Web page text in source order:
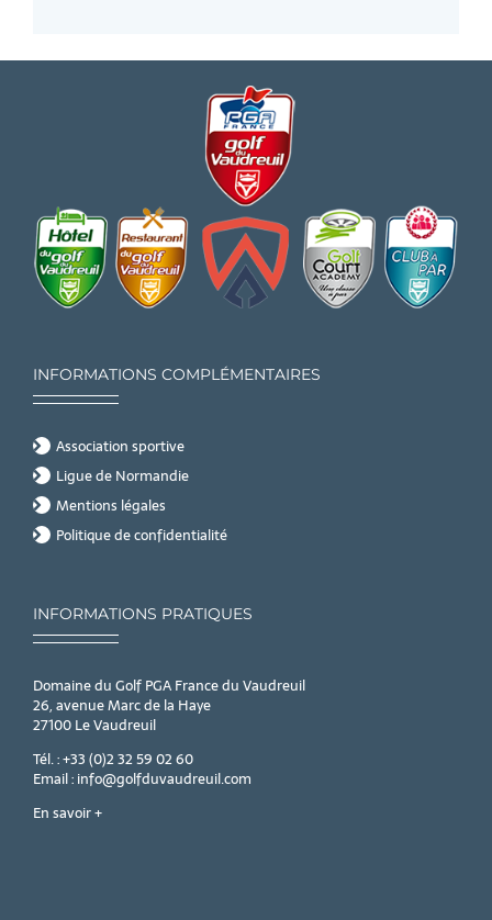
INFORMATIONS COMPLÉMENTAIRES
Association sportive
Ligue de Normandie
Mentions légales
Politique de confidentialité
INFORMATIONS PRATIQUES
Domaine du Golf PGA France du Vaudreuil
26, avenue Marc de la Haye
27100 Le Vaudreuil
Tél. : +33 (0)2 32 59 02 60
Email : info@golfduvaudreuil.com
En savoir +